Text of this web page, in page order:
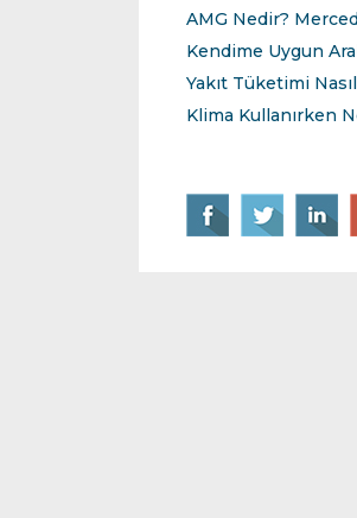
AMG Nedir?
Kendime Uygun
Yakıt Tüketimi
Klima Kullanırken